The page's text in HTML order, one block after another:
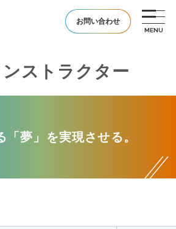
お問い合わせ
ストラクター
「夢」を実現させる。